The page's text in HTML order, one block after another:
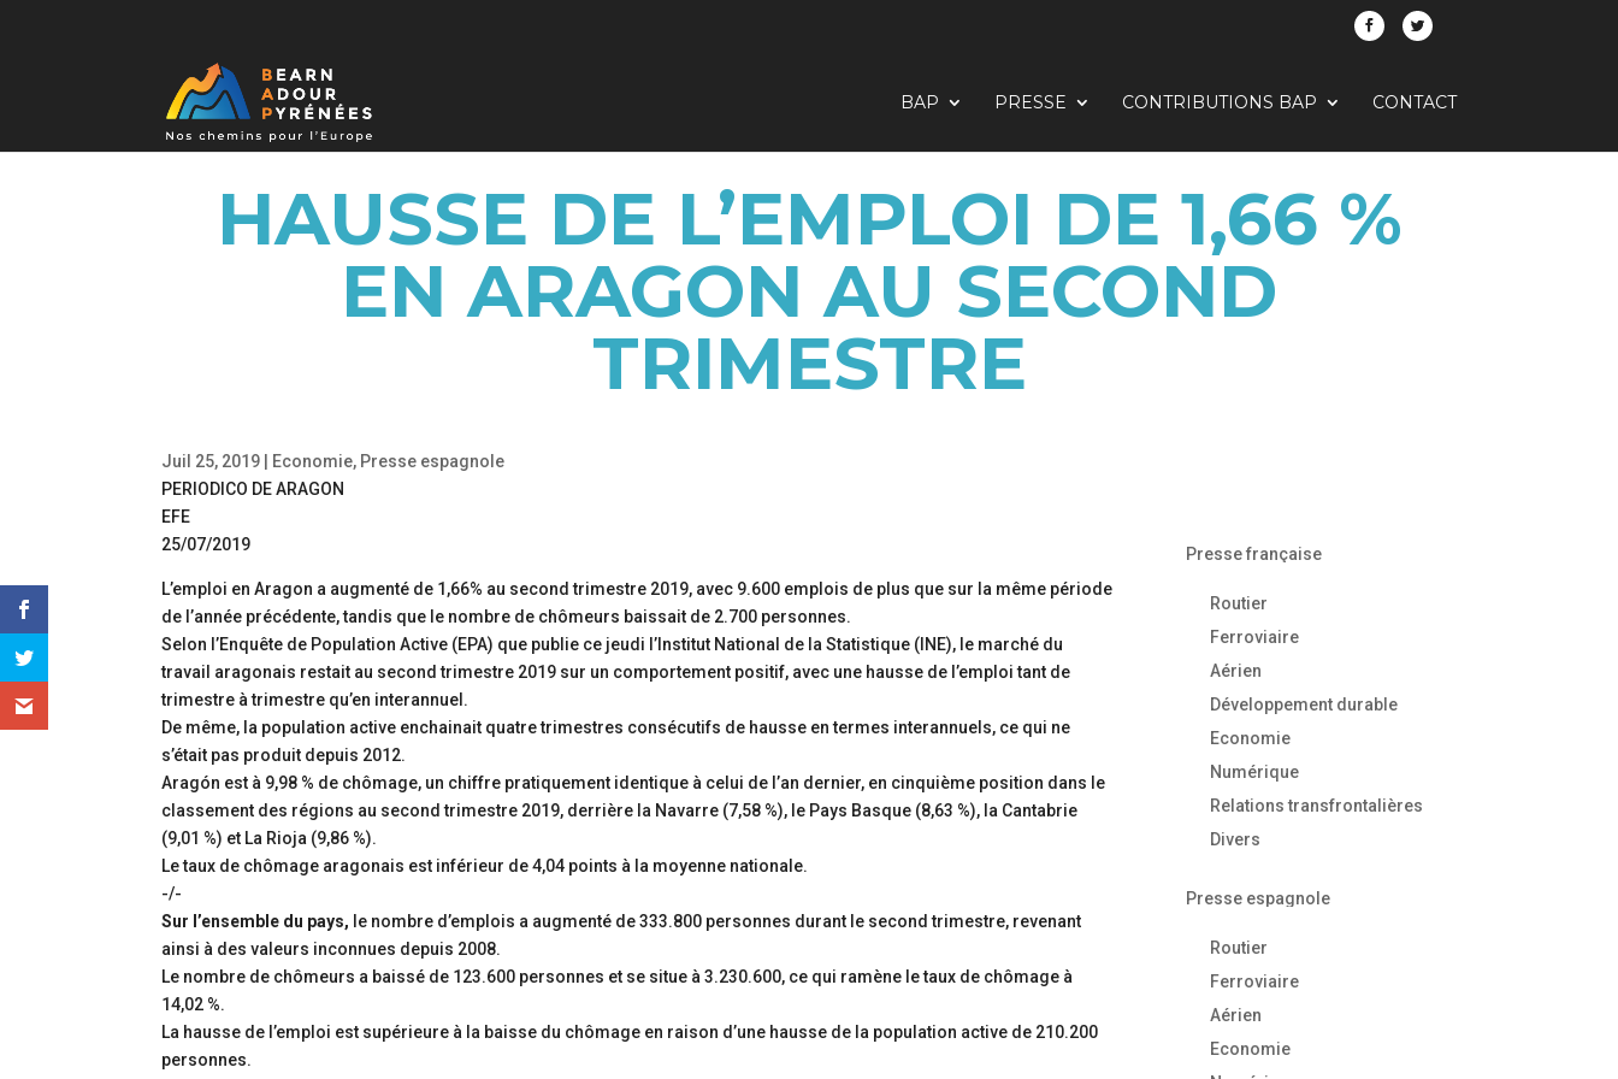
BAP PRESSE CONTRIBUTIONS BAP CONTACT
HAUSSE DE L’EMPLOI DE 1,66 %
EN ARAGON AU SECOND
TRIMESTRE
Juil 25, 2019 Economie, Presse espagnole
PERIODICO DE ARAGON
EFE
25/07/2019
L’emploi en Aragon a augmenté de 1,66% au second trimestre 2019, avec 9.600 emplois de plus que sur la même période
de l’année précédente, tandis que le nombre de chômeurs baissait de 2.700 personnes.
Selon l’Enquête de Population Active (EPA) que publie ce jeudi l’Institut National de la Statistique (INE), le marché du
travail aragonais restait au second trimestre 2019 sur un comportement positif, avec une hausse de l’emploi tant de
trimestre à trimestre qu’en interannuel.
De même, la population active enchainait quatre trimestres consécutifs de hausse en termes interannuels, ce qui ne
s’était pas produit depuis 2012.
Aragón est à 9,98 % de chômage, un chiffre pratiquement identique à celui de l’an dernier, en cinquième position dans le
classement des régions au second trimestre 2019, derrière la Navarre (7,58 %), le Pays Basque (8,63 %), la Cantabrie
(9,01 %) et La Rioja (9,86 %).
Le taux de chômage aragonais est inférieur de 4,04 points à la moyenne nationale.
-/-
Sur l’ensemble du pays, le nombre d’emplois a augmenté de 333.800 personnes durant le second trimestre, revenant
ainsi à des valeurs inconnues depuis 2008.
Le nombre de chômeurs a baissé de 123.600 personnes et se situe à 3.230.600, ce qui ramène le taux de chômage à
14,02 %.
La hausse de l’emploi est supérieure à la baisse du chômage en raison d’une hausse de la population active de 210.200
personnes.
Presse française
Routier
Ferroviaire
Aérien
Développement durable
Economie
Numérique
Relations transfrontalières
Divers
Presse espagnole
Routier
Ferroviaire
Aérien
Economie